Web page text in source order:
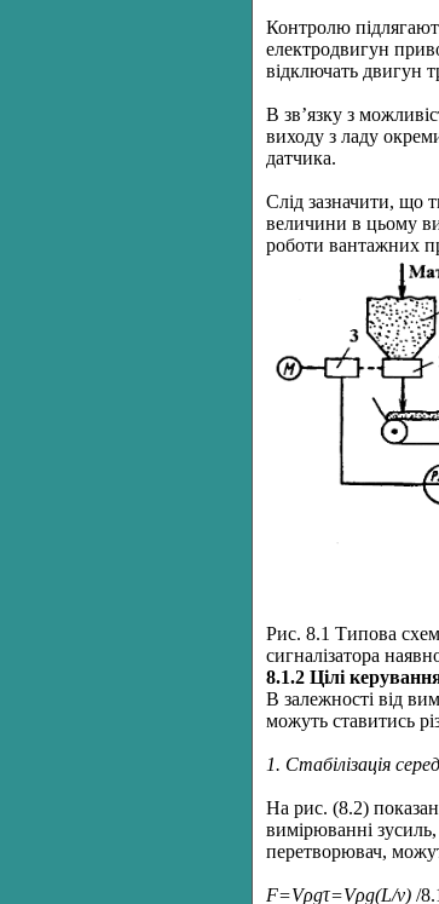
Контролю
електродвигун
відключать двигун
В зв’язку з
виходу з ладу
датчика.
Слід зазначити, що
величини в цьому
роботи вантажних
Рис. 8.1 Типова
сигналізатора
8.1.2 Цілі
В залежності від
можуть ставитись
1. Стабілізація
На рис. (8.2)
вимірюванні
перетворювач,
F=Vρgτ=Vρg(L/v) /